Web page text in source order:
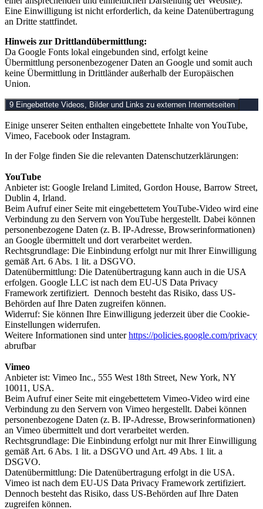
Eine Einwilligung ist nicht erforderlich, da keine Datenübertragung
an Dritte stattfindet.
Hinweis zur Drittlandübermittlung:
Da Google Fonts lokal eingebunden sind, erfolgt keine
Übermittlung personenbezogener Daten an Google und somit auch
keine Übermittlung in Drittländer außerhalb der Europäischen
Union.
9 Eingebettete Videos, Bilder und Links zu externen Internetseiten
Einige unserer Seiten enthalten eingebettete Inhalte von YouTube,
Vimeo, Facebook oder Instagram.
In der Folge finden Sie die relevanten Datenschutzerklärungen:
YouTube
Anbieter ist: Google Ireland Limited, Gordon House, Barrow Street,
Dublin 4, Irland.
Beim Aufruf einer Seite mit eingebettetem YouTube-Video wird eine
Verbindung zu den Servern von YouTube hergestellt. Dabei können
personenbezogene Daten (z. B. IP-Adresse, Browserinformationen)
an Google übermittelt und dort verarbeitet werden.
Rechtsgrundlage: Die Einbindung erfolgt nur mit Ihrer Einwilligung
gemäß Art. 6 Abs. 1 lit. a DSGVO.
Datenübermittlung: Die Datenübertragung kann auch in die USA
erfolgen. Google LLC ist nach dem EU-US Data Privacy
Framework zertifiziert. Dennoch besteht das Risiko, dass US-
Behörden auf Ihre Daten zugreifen können.
Widerruf: Sie können Ihre Einwilligung jederzeit über die Cookie-
Einstellungen widerrufen.
Weitere Informationen sind unterhttps://policies.google.com/privacy
abrufbar
Vimeo
Anbieter ist: Vimeo Inc., 555 West 18th Street, New York, NY
10011, USA.
Beim Aufruf einer Seite mit eingebettetem Vimeo-Video wird eine
Verbindung zu den Servern von Vimeo hergestellt. Dabei können
personenbezogene Daten (z. B. IP-Adresse, Browserinformationen)
an Vimeo übermittelt und dort verarbeitet werden.
Rechtsgrundlage: Die Einbindung erfolgt nur mit Ihrer Einwilligung
gemäß Art. 6 Abs. 1 lit. a DSGVO und Art. 49 Abs. 1 lit. a
DSGVO.
Datenübermittlung: Die Datenübertragung erfolgt in die USA.
Vimeo ist nach dem EU-US Data Privacy Framework zertifiziert.
Dennoch besteht das Risiko, dass US-Behörden auf Ihre Daten
zugreifen können.